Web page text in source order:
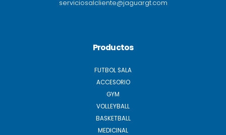
serviciosalcliente@jaguargt.com
Productos
FUTBOL SALA
ACCESORIO
GYM
VOLLEYBALL
BASKETBALL
MEDICINAL